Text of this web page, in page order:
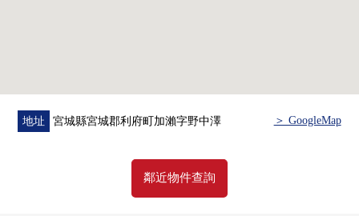
地址 宮城縣宮城郡利府町加瀨字野中澤 ＞ GoogleMap
鄰近物件查詢